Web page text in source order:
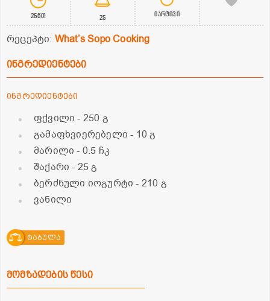
25წთ 25 მარტივი
რეცეპტი: What’s Sopo Cooking
ინგრედიენტები
ინგრედიენტები
ფქვილი- 250 გ
გამაფხვიერებელი- 10 გ
მარილი- 0.5 ჩკ
შაქარი- 25 გ
ბერძნული იოგურტი- 210 გ
ვანილი
ტაბულა
მომზადების წესი